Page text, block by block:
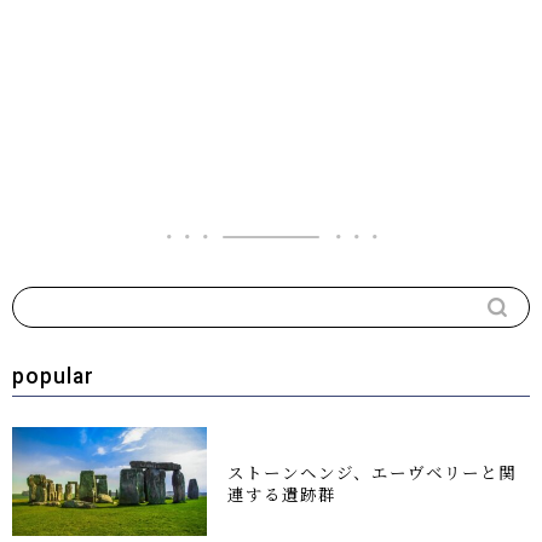
popular
ストーンヘンジ、エーヴベリーと関
連する遺跡群